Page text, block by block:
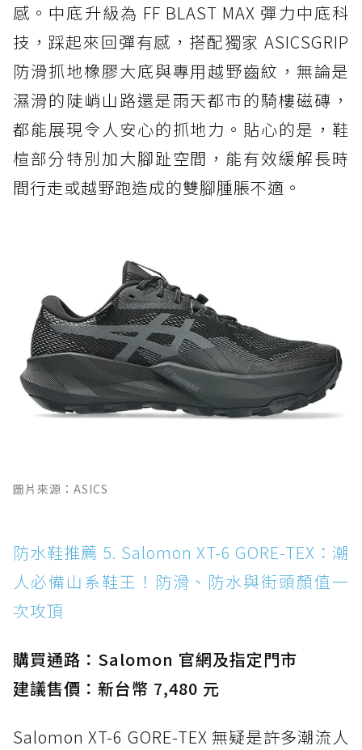
感。中底升級為 FF BLAST MAX 彈力中底科
技，踩起來回彈有感，搭配獨家 ASICSGRIP
防滑抓地橡膠大底與專用越野齒紋，無論是
濕滑的陡峭山路還是雨天都市的騎樓磁磚，
都能展現令人安心的抓地力。貼心的是，鞋
楦部分特別加大腳趾空間，能有效緩解長時
間行走或越野跑造成的雙腳腫脹不適。
圖片來源：ASICS
防水鞋推薦 5. Salomon XT-6 GORE-TEX：潮
人必備山系鞋王！防滑、防水與街頭顏值一
次攻頂
購買通路：Salomon 官網及指定門市
建議售價：新台幣 7,480 元
Salomon XT-6 GORE-TEX 無疑是許多潮流人